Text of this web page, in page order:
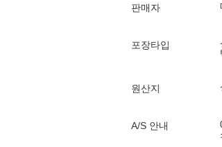
판매자
포장타입
원산지
A/S 안내